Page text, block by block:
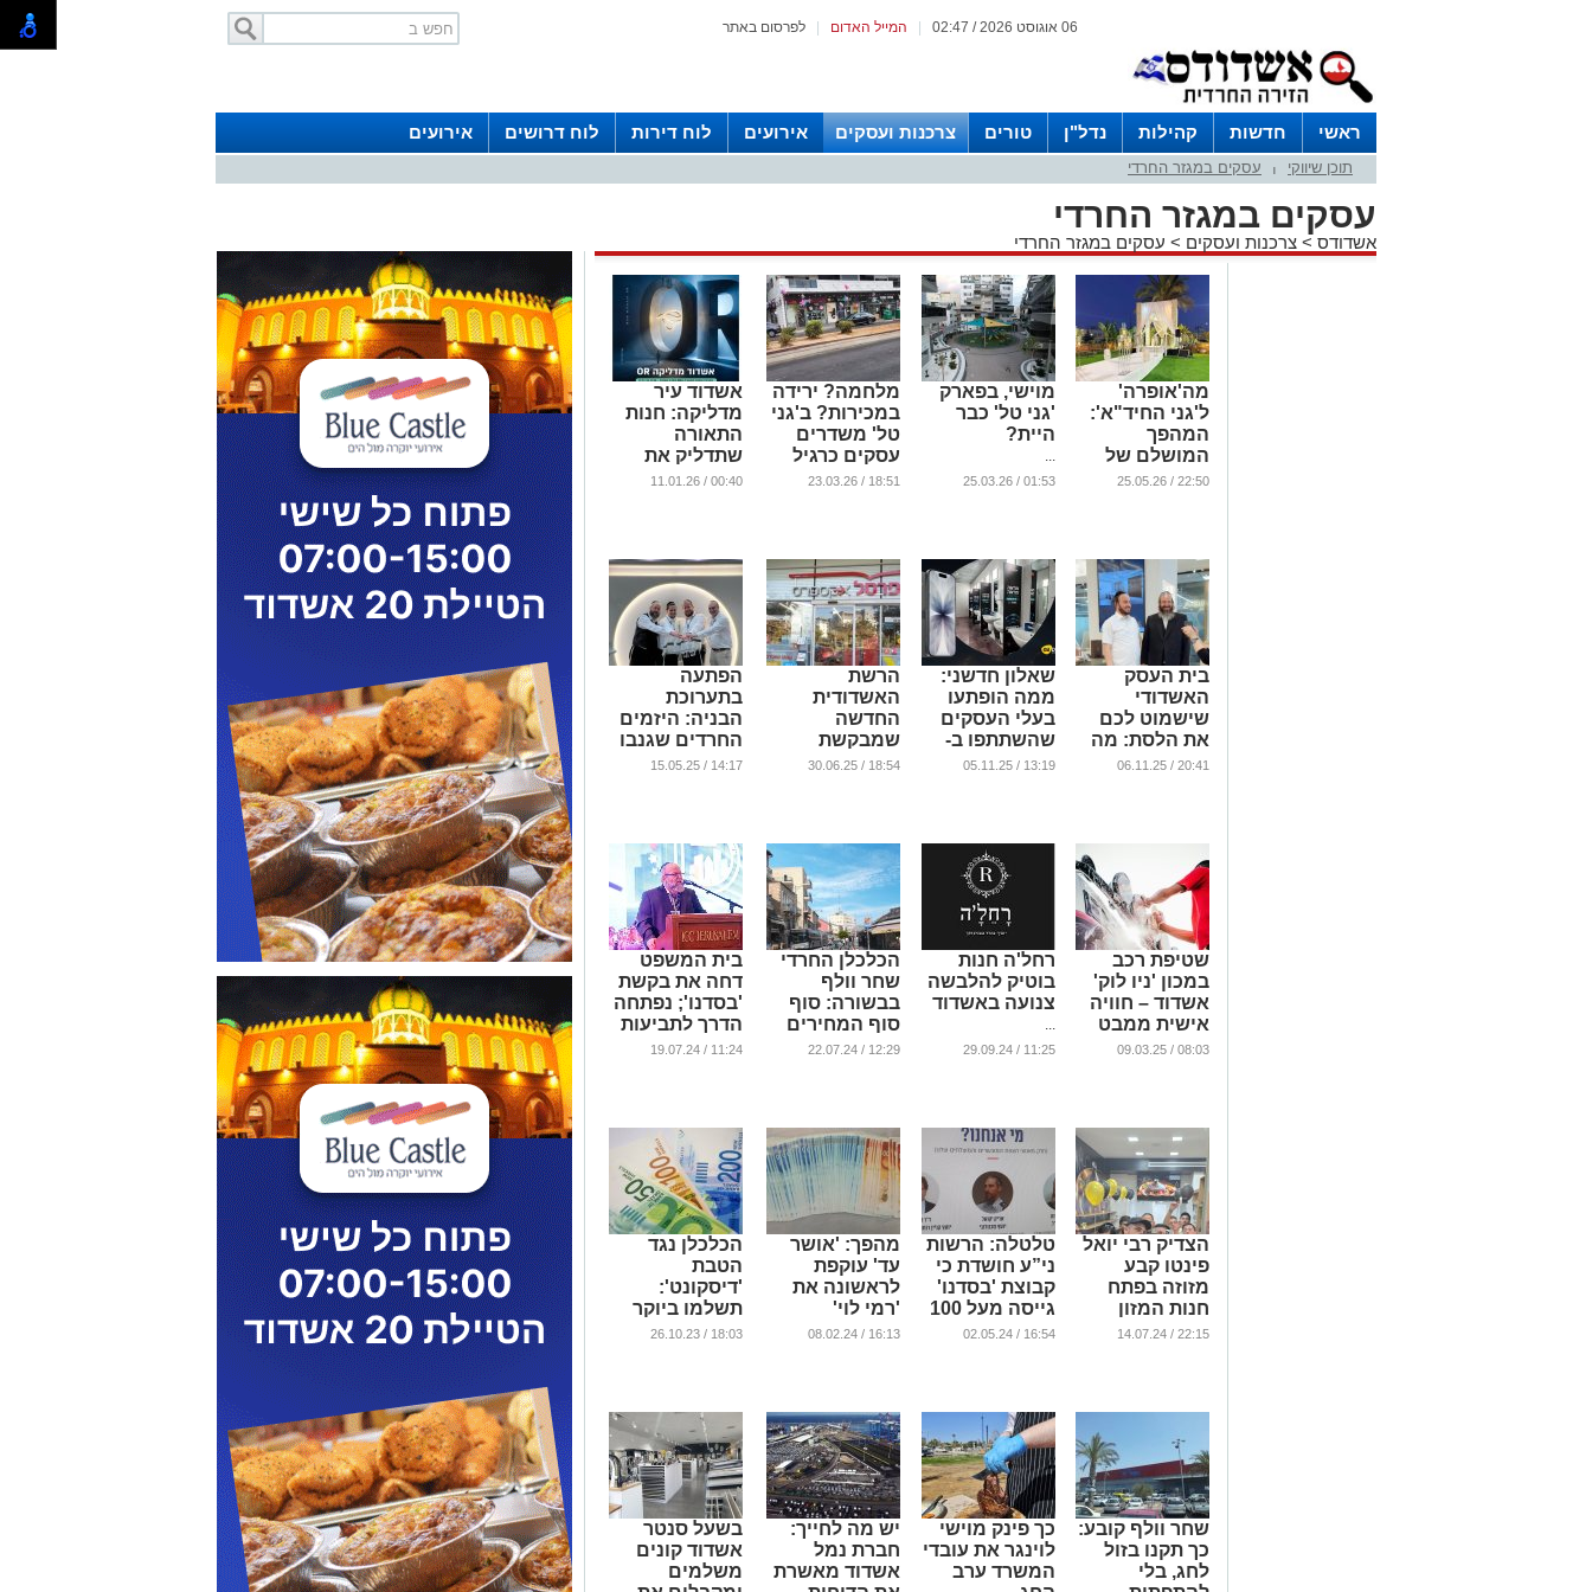
לפרסום באתר המייל האדום 06 אוגוסט 2026 / 02:47
ראשי חדשות קהילות נדל"ן טורים צרכנות ועסקים אירועים לוח דירות לוח דרושים אירועים
תוכן שיווקי עסקים במגזר החרדי
עסקים במגזר החרדי
אשדודס > צרכנות ועסקים > עסקים במגזר החרדי
מה'אופרה'
ל'גני החיד"א':
המהפך
המושלם של
האולם המפואר
22:50 / 25.05.26
מוישי, בפארק
'גני טל' כבר
היית?
...
01:53 / 25.03.26
מלחמה? ירידה
במכירות? ב'גני
טל' משדרים
עסקים כרגיל
...
18:51 / 23.03.26
אשדוד עיר
מדליקה: חנות
התאורה
שתדליק את
העיר
00:40 / 11.01.26
בית העסק
האשדודי
שישמוט לכם
את הלסת: מה
גילינו בהשקה
20:41 / 06.11.25
שאלון חדשני:
ממה הופתעו
בעלי העסקים
שהשתתפו ב-
13:19 / 05.11.25
הרשת
האשדודית
החדשה
שמבקשת
להתחרות עם
18:54 / 30.06.25
הפתעה
בתערוכת
הבניה: היזמים
החרדים שגנבו
את ההצגה
14:17 / 15.05.25
שטיפת רכב
במכון 'ניו לוק'
אשדוד – חוויה
אישית ממבט
ראשון
08:03 / 09.03.25
רחל'ה חנות
בוטיק להלבשה
צנועה באשדוד
...
11:25 / 29.09.24
הכלכלן החרדי
שחר וולף
בבשורה: סוף
סוף המחירים
יורדים
12:29 / 22.07.24
בית המשפט
דחה את בקשת
'בסדנו'; נפתחה
הדרך לתביעות
נגד החברה
11:24 / 19.07.24
הצדיק רבי יואל
פינטו קבע
מזוזה בפתח
חנות המזון
החדשה: "בוטיק
22:15 / 14.07.24
טלטלה: הרשות
ני”ע חושדת כי
קבוצת 'בסדנו'
גייסה מעל 100
מיליון שקל
16:54 / 02.05.24
מהפך: 'אושר
עד' עוקפת
לראשונה את
'רמי לוי'
...
16:13 / 08.02.24
הכלכלן נגד
הטבת
'דיסקונט':
תשלמו ביוקר
בהמשך
18:03 / 26.10.23
שחר וולף קובע:
כך תקנו בזול
לחג, בלי
כך פינק מוישי
לוינגר את עובדי
המשרד ערב
יש מה לחייך:
חברת נמל
אשדוד מאשרת
בשעל סנטר
אשדוד קונים
משלמים